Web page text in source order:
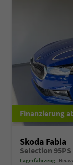
Skoda Fabia
Lagerfahrzeug